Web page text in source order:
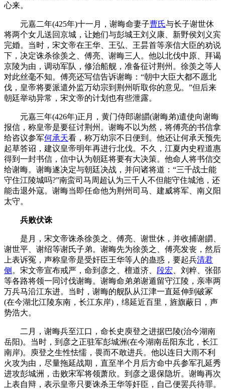
心来。
元嘉二年(425年)十一月，谢晦命妻子曹氏与长子谢世休
将两个女儿送回京城，让她们与彭城王刘义康、新野侯刘义宾
完婚。当时，宋文帝在王华、王弘、王昙首等亲信大臣的劝说
下，决定诛杀徐羡之、傅亮、谢晦三人。他以北伐中原、拜谒
京陵为由，调动军队，修治船舰，准备征讨荆州。徐羡之等人
对此丝毫不知。傅亮还写信告诉谢晦：“朝中大臣大都不愿北
伐，皇帝将要派遣外监万幼宗到荆州听取你的意见。”但后来
朝廷举动异常，宋文帝的计划也有些泄露。
元嘉三年(426年)正月，黄门侍郎谢皭(谢晦弟)遣使向谢晦
报信，称皇帝是要征讨荆州。谢晦不以为然，将傅亮的书信拿
给咨议参军何承天看，称万幼宗不日便到。他还让何承天预先
起草答诏，建议皇帝明年再进行北伐。不久，江夏内史程道惠
得到一封书信，信中认为朝廷将要有大决策。他命人将书信交
给谢晦。谢晦遂决定与朝廷决战，并问诸将道：“三千战士能
守住江陵城吗?”南蛮司马周超认为三千人不但能守住城池，还
能击退外寇。谢晦当即任命他为荆州司马、建威将军、南义阳
太守。
兵败伏诛
是月，宋文帝诛杀徐羡之、傅亮、谢世休，并收捕谢皭、
谢世平、谢绍等谢氏子弟。谢晦先为徐羡之、傅亮发丧，然后
上表诉冤，声称皇帝是受奸臣王华等人的蛊惑，要起兵清君
侧 。宋文帝宣布戒严，命到彦之、檀道济、 段宏 、刘粹、张邵
等各路将领一同讨伐谢晦。谢晦命弟弟谢遁留守江陵，亲率两
万兵马沿江东进。当时，谢晦的舰队从江津一直延伸到破冢
(在今湖北江陵东南，长江东岸)，绵延近百里，旌旗蔽日，声
势浩大。
二月，谢晦兵至江口，命长史庾登之进据巴陵(治今湖南
岳阳)。当时，到彦之正驻军彭城洲(在今湖南岳阳东北，长江
南岸)。庾登之生性怯懦，畏而不敢进兵。他以连日大雨不利
火攻为由，尽量拖延战期，直至半个月后方命中兵参军孔延秀
进攻彭城洲，击败宋军将领萧欣。到彦之退保隐圻。谢晦再次
上表自辩，表示皇帝只要诛杀王华等奸臣，自己便罢兵待罪。